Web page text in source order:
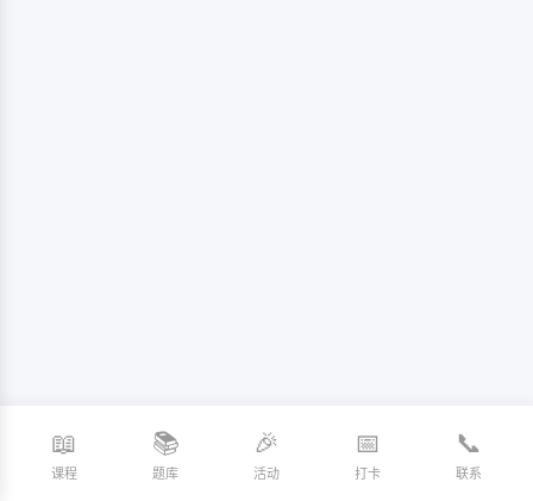
📖
课程
📚
题库
🎉
活动
📅
打卡
📞
联系